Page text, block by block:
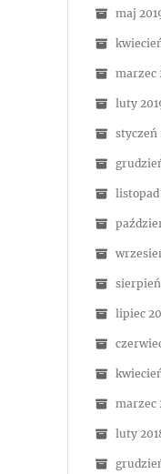
maj
marzec
luty
styczeń
listopad
sierpień
lipiec
marzec
luty